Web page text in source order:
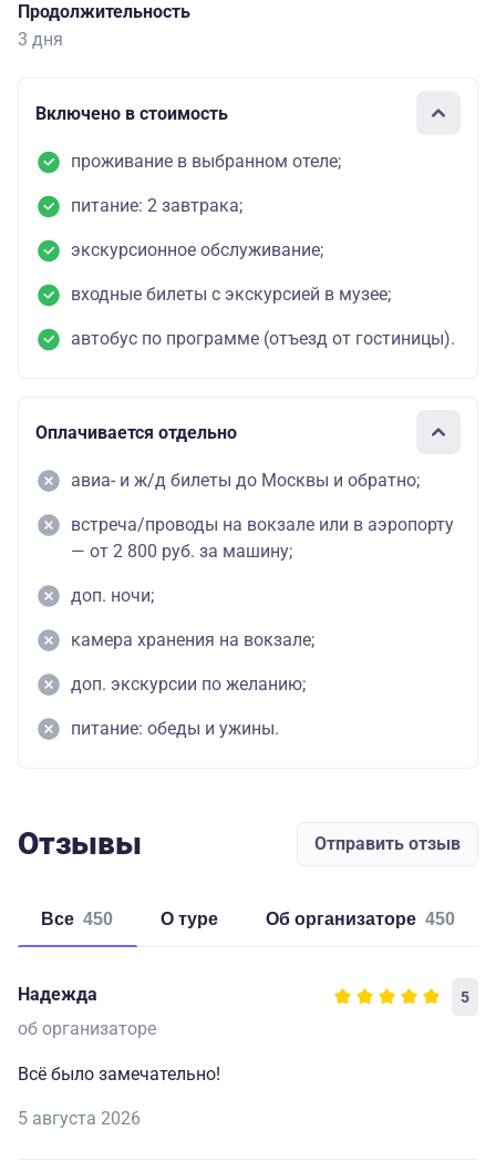
Продолжительность
3 дня
Включено в стоимость
проживание в выбранном отеле;
питание: 2 завтрака;
экскурсионное обслуживание;
входные билеты с экскурсией в музее;
автобус по программе (отъезд от гостиницы).
Оплачивается отдельно
авиа- и ж/д билеты до Москвы и обратно;
встреча/проводы на вокзале или в аэропорту
— от 2 800 руб. за машину;
доп. ночи;
камера хранения на вокзале;
доп. экскурсии по желанию;
питание: обеды и ужины.
Отзывы Отправить отзыв
Все 450 о туре об организаторе 450
Надежда 5
об организаторе
Всё было замечательно!
5 августа 2026